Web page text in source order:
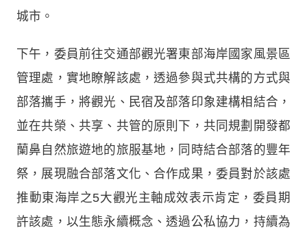
城市。
下午，委員前往交通部觀光署東部海岸國家風景區
管理處，實地瞭解該處，透過參與式共構的方式與
部落攜手，將觀光、民宿及部落印象建構相結合，
並在共榮、共享、共管的原則下，共同規劃開發都
蘭鼻自然旅遊地的旅服基地，同時結合部落的豐年
祭，展現融合部落文化、合作成果，委員對於該處
推動東海岸之5大觀光主軸成效表示肯定，委員期
許該處，以生態永續概念、透過公私協力，持續為